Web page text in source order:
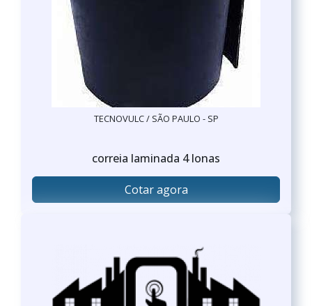
TECNOVULC / SÃO PAULO - SP
correia laminada 4 lonas
Cotar agora